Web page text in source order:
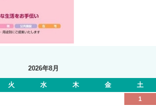
2026年8月
火 水 木 金 土
1